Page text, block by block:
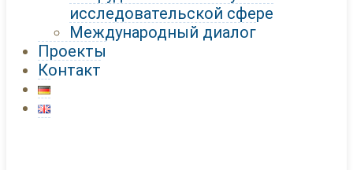
исследовательской сфере
Международный диалог
Проекты
Контакт